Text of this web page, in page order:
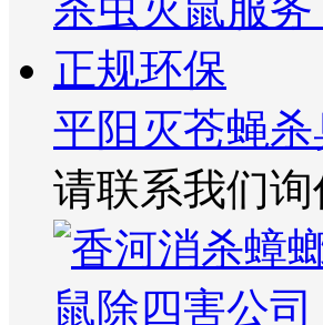
平阳灭苍蝇
请联系我们询